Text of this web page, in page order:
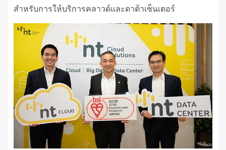
สำหรับการให้บริการคลาวด์และดาต้าเซ็นเตอร์